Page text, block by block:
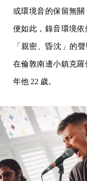
或環境音的保留無
便如此，錄音環境
「親密、昏沈」的
在倫敦南邊小鎮克
年他 22 歲。